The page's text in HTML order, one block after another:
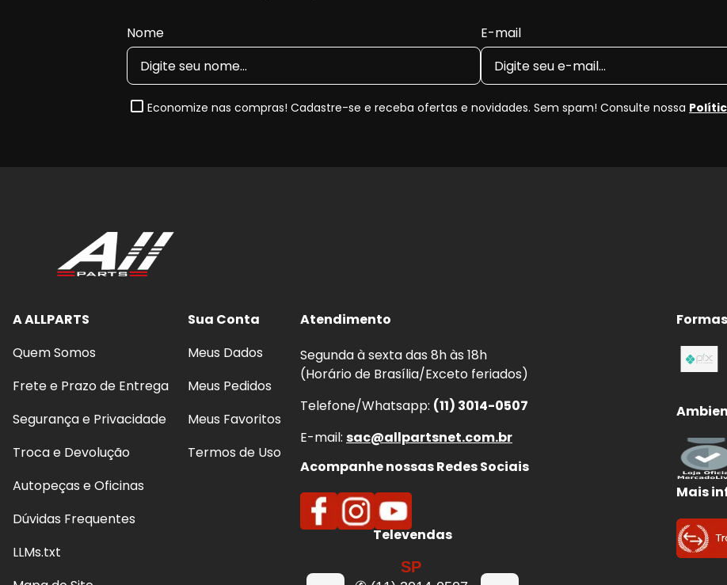
Nome
E-mail
Economize nas compras! Cadastre-se e receba ofertas e novidades. Sem spam! Consulte nossa
A ALLPARTS
Quem Somos
Frete e Prazo de Entrega
Segurança e Privacidade
Troca e Devolução
Autopeças e Oficinas
Dúvidas Frequentes
LLMs.txt
Sua Conta
Meus Dados
Meus Pedidos
Meus Favoritos
Termos de Uso
Atendimento
Segunda à sexta das 8h às 18h
(Horário de Brasília/Exceto feriados)
Telefone/Whatsapp: (11) 3014-0507
E-mail: sac@allpartsnet.com.br
Acompanhe nossas Redes Sociais
Televendas
SP
Mais